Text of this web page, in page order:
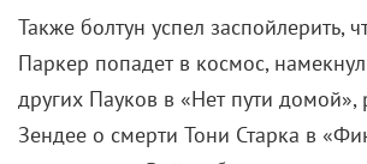
Также болтун успел заспойлерить,
Паркер попадет в космос,
других Пауков в «Нет пути домой»,
Зендее о смерти Тони Старка в